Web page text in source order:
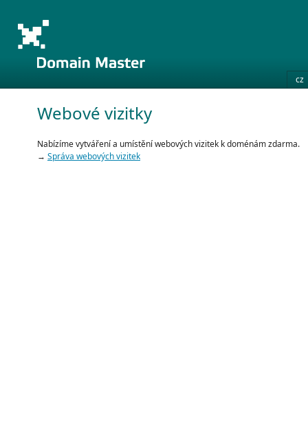
cz
Webové vizitky
Nabízíme vytváření a umístění webových vizitek k doménám zdarma.
→ Správa webových vizitek